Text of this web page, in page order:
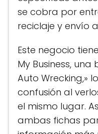
se cobra por
reciclaje y envío
Este negocio
My Business,
Auto Wrecking,»
confusión al
el mismo lugar.
ambas fichas